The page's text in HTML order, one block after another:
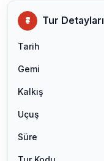
Tur Detayları
Tarih
Gemi
Kalkış
Uçuş
Süre